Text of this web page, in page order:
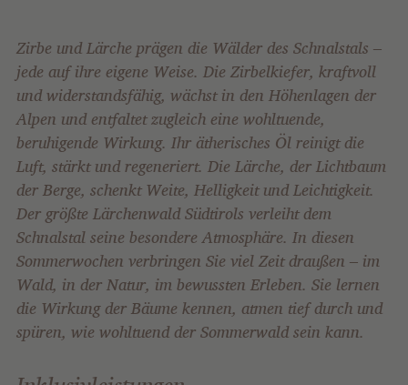
Zirbe und Lärche prägen die Wälder des Schnalstals –
jede auf ihre eigene Weise. Die Zirbelkiefer, kraftvoll
und widerstandsfähig, wächst in den Höhenlagen der
Alpen und entfaltet zugleich eine wohltuende,
beruhigende Wirkung. Ihr ätherisches Öl reinigt die
Luft, stärkt und regeneriert. Die Lärche, der Lichtbaum
der Berge, schenkt Weite, Helligkeit und Leichtigkeit.
Der größte Lärchenwald Südtirols verleiht dem
Schnalstal seine besondere Atmosphäre. In diesen
Sommerwochen verbringen Sie viel Zeit draußen – im
Wald, in der Natur, im bewussten Erleben. Sie lernen
die Wirkung der Bäume kennen, atmen tief durch und
spüren, wie wohltuend der Sommerwald sein kann.